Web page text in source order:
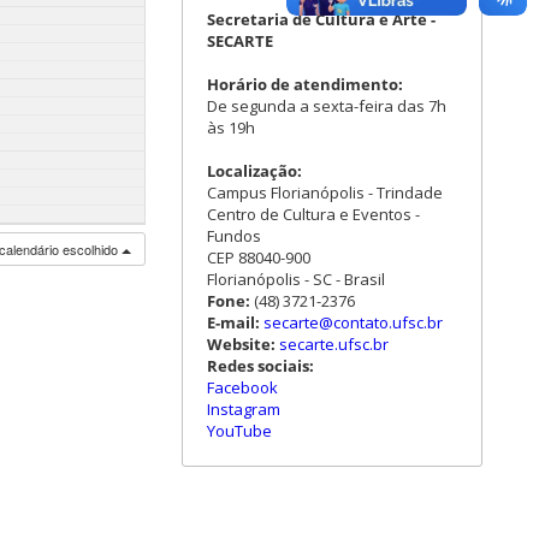
escolhido
Secretaria de Cultura e Arte -
SECARTE
Horário de atendimento:
De segunda a sexta-feira das 7h
às 19h
Localização:
Campus Florianópolis - Trindade
Centro de Cultura e Eventos -
Fundos
CEP 88040-900
Florianópolis - SC - Brasil
Fone: (48) 3721-2376
E-mail: secarte@contato.ufsc.br
Website: secarte.ufsc.br
Redes sociais:
Facebook
Instagram
YouTube